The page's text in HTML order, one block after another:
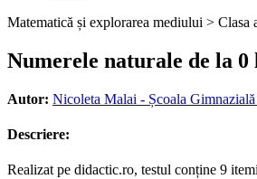
Matematică și explorarea mediului > Clasa
Numerele naturale de la
Autor: Nicoleta Malai - Școala
Descriere:
Realizat pe didactic.ro, testul conține 9